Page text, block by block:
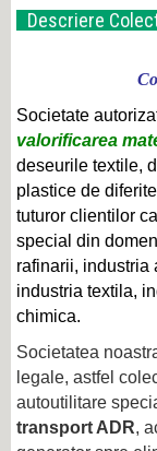
Descriere
Societate
valorificarea
deseurile textile,
plastice de
tuturor clientilor
special din
rafinarii, industria
industria textila,
chimica.
Societatea
legale, astfel
autoutilitare
transport ADR,